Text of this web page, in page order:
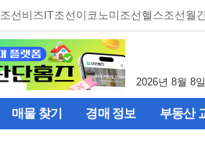
조선비즈IT조선이코노미조선헬스조선월
2026년 8월 8일
매물 찾기 경매 정보 부동산